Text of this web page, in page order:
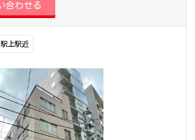
駅上駅近